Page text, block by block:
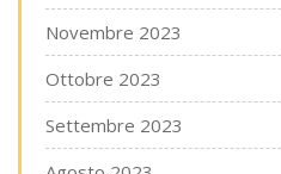
Novembre 2023
Ottobre 2023
Settembre 2023